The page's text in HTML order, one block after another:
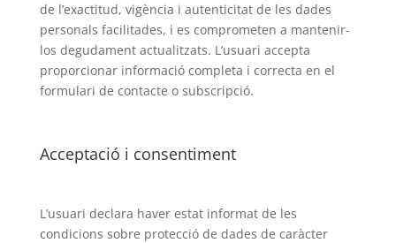
de l’exactitud, vigència i autenticitat de les dades
personals facilitades, i es comprometen a mantenir-
los degudament actualitzats. L’usuari accepta
proporcionar informació completa i correcta en el
formulari de contacte o subscripció.
Acceptació i consentiment
L’usuari declara haver estat informat de les
condicions sobre protecció de dades de caràcter